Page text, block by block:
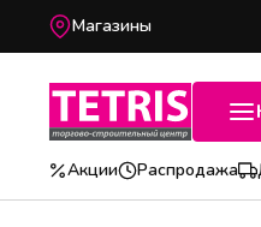
Магазины
Акции
Распродажа